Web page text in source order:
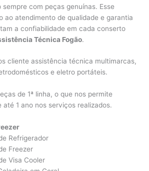
com peças genuínas. Esse
ao atendimento de qualidade e garantia
a confiabilidade em cada conserto
Técnica Fogão.
cliente assistência técnica multimarcas,
e eletro portáteis.
de 1ª linha, o que nos permite
1 ano nos serviços realizados.
Refrigerador
Freezer
Visa Cooler